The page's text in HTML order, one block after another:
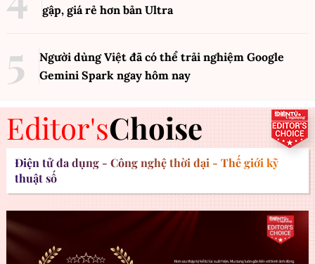
gập, giá rẻ hơn bản Ultra
Người dùng Việt đã có thể trải nghiệm Google
Gemini Spark ngay hôm nay
Editor'sChoise
Điện tử đa dụng - Công nghệ thời đại - Thế giới kỹ
thuật số